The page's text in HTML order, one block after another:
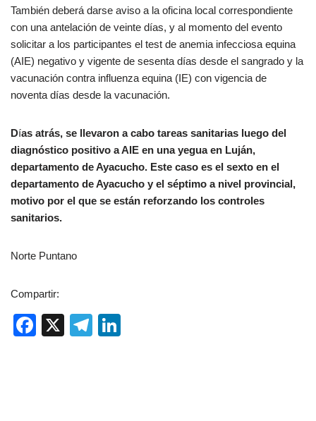
También deberá darse aviso a la oficina local correspondiente
con una antelación de veinte días, y al momento del evento
solicitar a los participantes el test de anemia infecciosa equina
(AIE) negativo y vigente de sesenta días desde el sangrado y la
vacunación contra influenza equina (IE) con vigencia de
noventa días desde la vacunación.
Días atrás, se llevaron a cabo tareas sanitarias luego del
diagnóstico positivo a AIE en una yegua en Luján,
departamento de Ayacucho. Este caso es el sexto en el
departamento de Ayacucho y el séptimo a nivel provincial,
motivo por el que se están reforzando los controles
sanitarios.
Norte Puntano
Compartir:
F
X
T